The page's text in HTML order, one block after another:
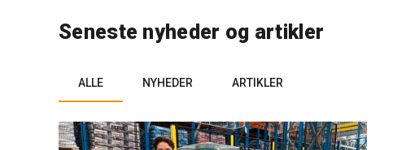
Seneste nyheder og artikler
ALLE NYHEDER ARTIKLER